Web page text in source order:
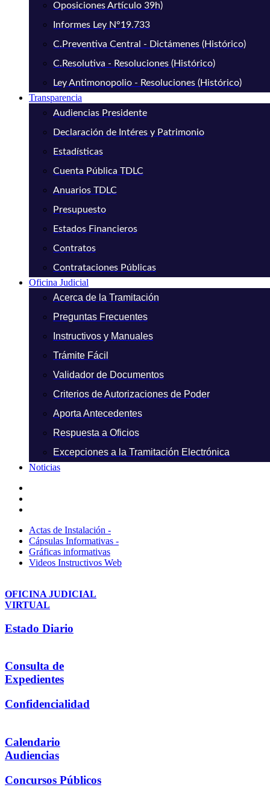
Oposiciones Artículo 39h)
Informes Ley N°19.733
C.Preventiva Central - Dictámenes (Histórico)
C.Resolutiva - Resoluciones (Histórico)
Ley Antimonopolio - Resoluciones (Histórico)
Transparencia
Audiencias Presidente
Declaración de Intéres y Patrimonio
Estadísticas
Cuenta Pública TDLC
Anuarios TDLC
Presupuesto
Estados Financieros
Contratos
Contrataciones Públicas
Oficina Judicial
Acerca de la Tramitación
Preguntas Frecuentes
Instructivos y Manuales
Trámite Fácil
Validador de Documentos
Criterios de Autorizaciones de Poder
Aporta Antecedentes
Respuesta a Oficios
Excepciones a la Tramitación Electrónica
Noticias
Actas de Instalación -
Cápsulas Informativas -
Gráficas informativas
Videos Instructivos Web
OFICINA JUDICIAL
VIRTUAL
Estado Diario
Consulta de
Expedientes
Confidencialidad
Calendario
Audiencias
Concursos Públicos